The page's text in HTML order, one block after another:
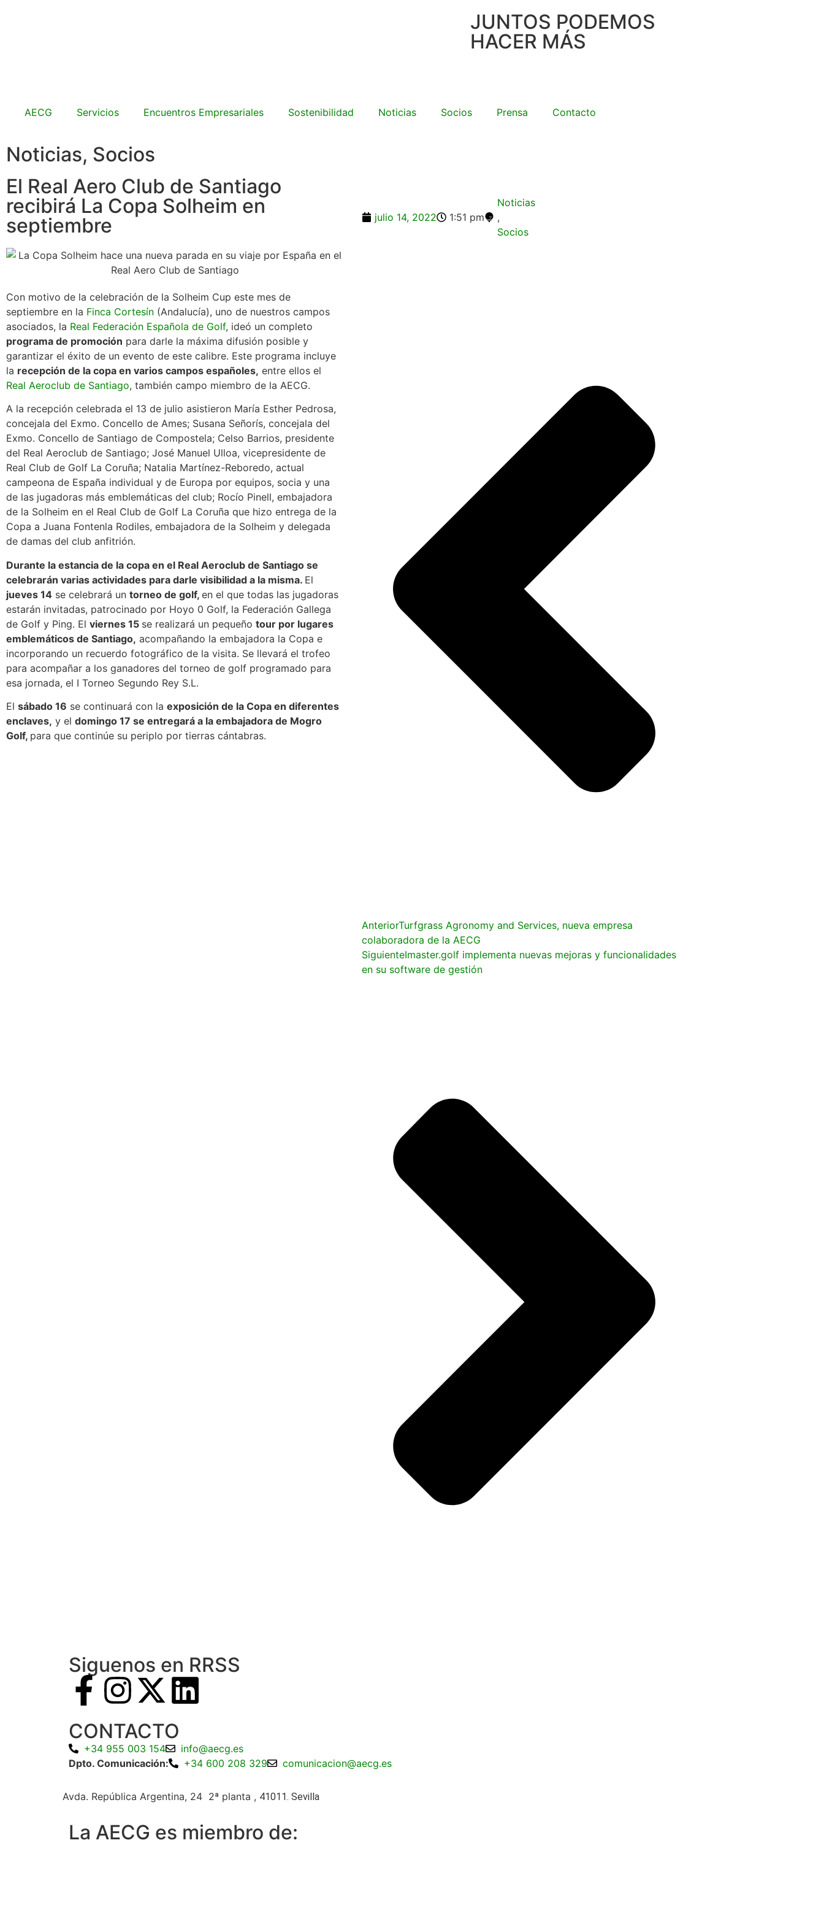
JUNTOS PODEMOS
HACER MÁS
AECG Servicios Encuentros Empresariales Sostenibilidad Noticias Socios Prensa Contacto
Noticias, Socios
El Real Aero Club de Santiago
recibirá La Copa Solheim en
septiembre
Con motivo de la celebración de la Solheim Cup este mes de
septiembre en la Finca Cortesín (Andalucía), uno de nuestros campos
asociados, la Real Federación Española de Golf, ideó un completo
programa de promoción para darle la máxima difusión posible y
garantizar el éxito de un evento de este calibre. Este programa incluye
la recepción de la copa en varios campos españoles, entre ellos el
Real Aeroclub de Santiago, también campo miembro de la AECG.
A la recepción celebrada el 13 de julio asistieron María Esther Pedrosa,
concejala del Exmo. Concello de Ames; Susana Señorís, concejala del
Exmo. Concello de Santiago de Compostela; Celso Barrios, presidente
del Real Aeroclub de Santiago; José Manuel Ulloa, vicepresidente de
Real Club de Golf La Coruña; Natalia Martínez-Reboredo, actual
campeona de España individual y de Europa por equipos, socia y una
de las jugadoras más emblemáticas del club; Rocío Pinell, embajadora
de la Solheim en el Real Club de Golf La Coruña que hizo entrega de la
Copa a Juana Fontenla Rodiles, embajadora de la Solheim y delegada
de damas del club anfitrión.
Durante la estancia de la copa en el Real Aeroclub de Santiago se
celebrarán varias actividades para darle visibilidad a la misma. El
jueves 14 se celebrará un torneo de golf, en el que todas las jugadoras
estarán invitadas, patrocinado por Hoyo 0 Golf, la Federación Gallega
de Golf y Ping. El viernes 15 se realizará un pequeño tour por lugares
emblemáticos de Santiago, acompañando la embajadora la Copa e
incorporando un recuerdo fotográfico de la visita. Se llevará el trofeo
para acompañar a los ganadores del torneo de golf programado para
esa jornada, el I Torneo Segundo Rey S.L.
El sábado 16 se continuará con la exposición de la Copa en diferentes
enclaves, y el domingo 17 se entregará a la embajadora de Mogro
Golf, para que continúe su periplo por tierras cántabras.
julio 14, 2022 1:51 pm
Noticias
,
Socios
AnteriorTurfgrass Agronomy and Services, nueva empresa
colaboradora de la AECG
SiguienteImaster.golf implementa nuevas mejoras y funcionalidades
en su software de gestión
Siguenos en RRSS
CONTACTO
+34 955 003 154
info@aecg.es
Dpto. Comunicación:
+34 600 208 329 comunicacion@aecg.es
Avda. República Argentina, 24 2ª planta , 41011. Sevilla
La AECG es miembro de: